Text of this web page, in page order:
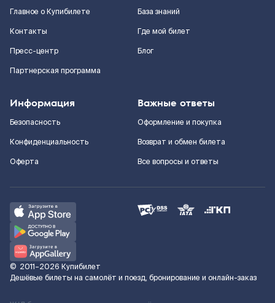
Главное о Купибилете
Контакты
Пресс-центр
Партнерская программа
База знаний
Где мой билет
Блог
Информация
Безопасность
Конфиденциальность
Оферта
Важные ответы
Оформление и покупка
Возврат и обмен билета
Все вопросы и ответы
© 2011–2026 Купибилет
Дешёвые билеты на самолёт и поезд, бронирование и онлайн-заказ